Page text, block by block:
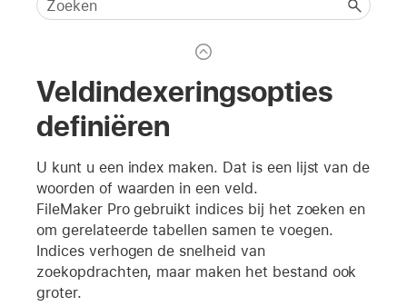
Veldindexeringsopties
definiëren
U kunt u een index maken. Dat is een lijst van de
woorden of waarden in een veld.
FileMaker Pro gebruikt indices bij het zoeken en
om gerelateerde tabellen samen te voegen.
Indices verhogen de snelheid van
zoekopdrachten, maar maken het bestand ook
groter.